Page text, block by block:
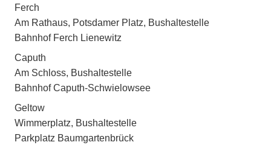
Ferch
Am Rathaus, Potsdamer Platz, Bushaltestelle
Bahnhof Ferch Lienewitz
Caputh
Am Schloss, Bushaltestelle
Bahnhof Caputh-Schwielowsee
Geltow
Wimmerplatz, Bushaltestelle
Parkplatz Baumgartenbrück